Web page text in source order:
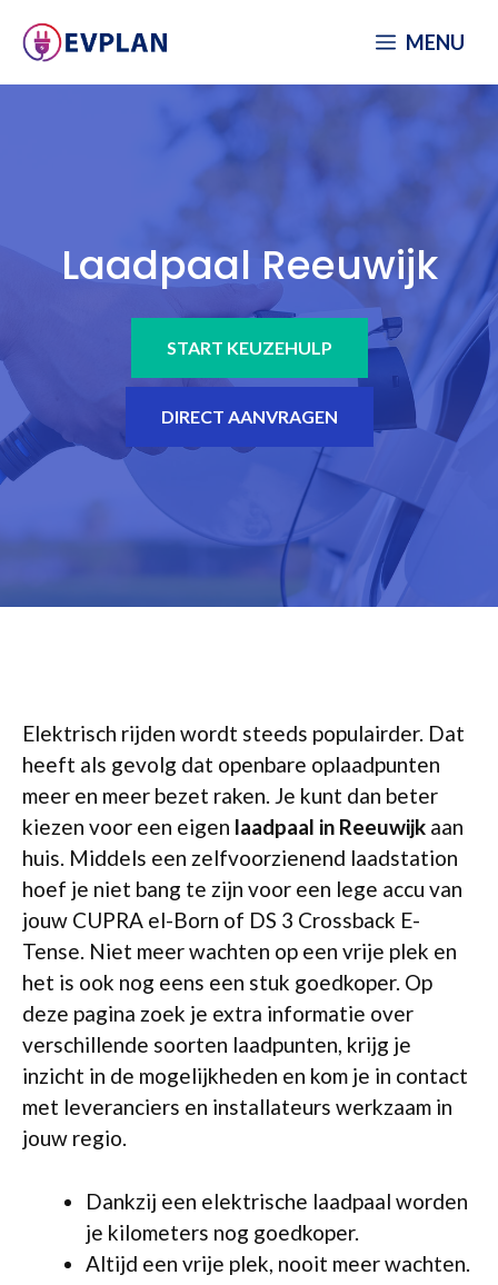
naar
MENU
Laadpaal Reeuwijk
START KEUZEHULP
DIRECT AANVRAGEN
Elektrisch rijden wordt steeds populairder. Dat
heeft als gevolg dat openbare oplaadpunten
meer en meer bezet raken. Je kunt dan beter
kiezen voor een eigen laadpaal in Reeuwijk aan
huis. Middels een zelfvoorzienend laadstation
hoef je niet bang te zijn voor een lege accu van
jouw CUPRA el-Born of DS 3 Crossback E-
Tense. Niet meer wachten op een vrije plek en
het is ook nog eens een stuk goedkoper. Op
deze pagina zoek je extra informatie over
verschillende soorten laadpunten, krijg je
inzicht in de mogelijkheden en kom je in contact
met leveranciers en installateurs werkzaam in
jouw regio.
Dankzij een elektrische laadpaal worden
je kilometers nog goedkoper.
Altijd een vrije plek, nooit meer wachten.